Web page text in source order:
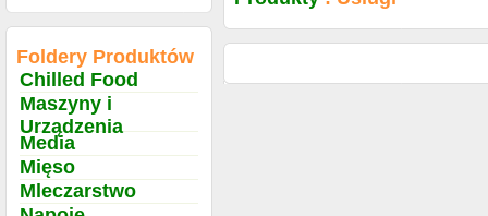
Foldery Produktów
Chilled Food
Maszyny i
Urządzenia
Media
Mięso
Mleczarstwo